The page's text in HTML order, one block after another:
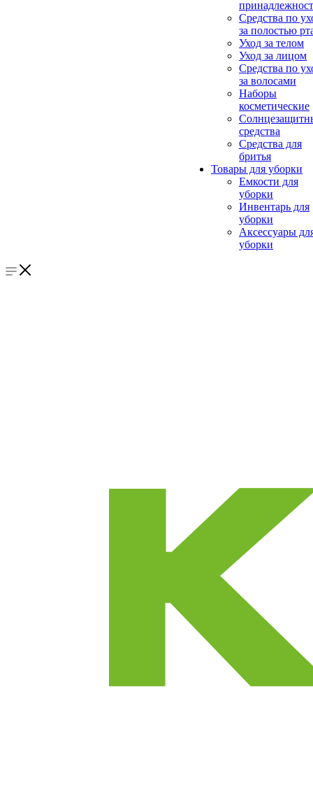
Средства по
за полостью
Уход за телом
Уход за лицом
Средства по
за волосами
Наборы
косметические
средства
Средства для
бритья
Товары для уборки
Емкости для
уборки
Инвентарь для
уборки
Аксессуары
уборки